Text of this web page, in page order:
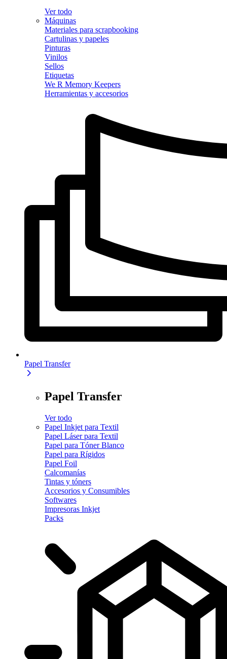
Ver todo
Máquinas
Materiales para scrapbooking
Cartulinas y papeles
Pinturas
Vinilos
Sellos
Etiquetas
We R Memory Keepers
Herramientas y accesorios
Papel Transfer
Papel Transfer
Ver todo
Papel Inkjet para Textil
Papel Láser para Textil
Papel para Tóner Blanco
Papel para Rígidos
Papel Foil
Calcomanías
Tintas y tóners
Accesorios y Consumibles
Softwares
Impresoras Inkjet
Packs